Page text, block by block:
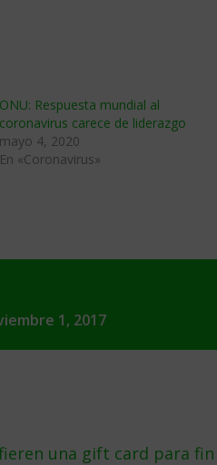
ONU: Respuesta mundial al
coronavirus carece de liderazgo
mayo 4, 2020
En «Coronavirus»
1, 2017
una gift card para fin